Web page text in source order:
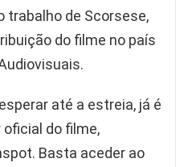
trabalho de Scorsese,
do filme no país
até a estreia, já é
do filme,
Basta aceder ao